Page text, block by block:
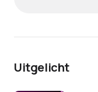
Uitgelicht